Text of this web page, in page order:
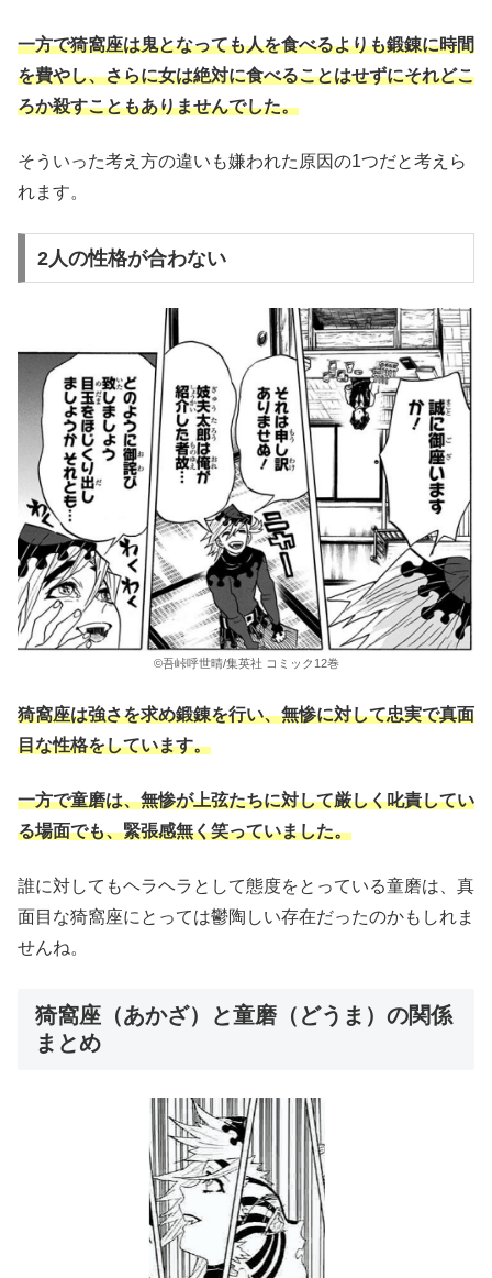
一方で猗窩座は鬼となっても人を食べるよりも鍛錬に時間
を費やし、さらに女は絶対に食べることはせずにそれどこ
ろか殺すこともありませんでした。
そういった考え方の違いも嫌われた原因の1つだと考えら
れます。
2人の性格が合わない
©吾峠呼世晴/集英社 コミック12巻
猗窩座は強さを求め鍛錬を行い、無惨に対して忠実で真面
目な性格をしています。
一方で童磨は、無惨が上弦たちに対して厳しく叱責してい
る場面でも、緊張感無く笑っていました。
誰に対してもヘラヘラとして態度をとっている童磨は、真
面目な猗窩座にとっては鬱陶しい存在だったのかもしれま
せんね。
猗窩座（あかざ）と童磨（どうま）の関係
まとめ